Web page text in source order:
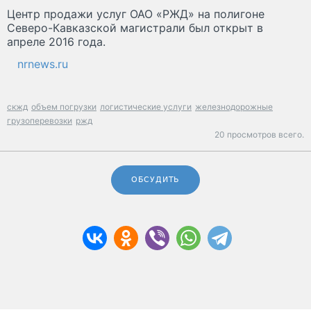
Центр продажи услуг ОАО «РЖД» на полигоне
Северо-Кавказской магистрали был открыт в
апреле 2016 года.
nrnews.ru
скжд объем погрузки логистические услуги железнодорожные
грузоперевозки ржд
20 просмотров всего.
ОБСУДИТЬ